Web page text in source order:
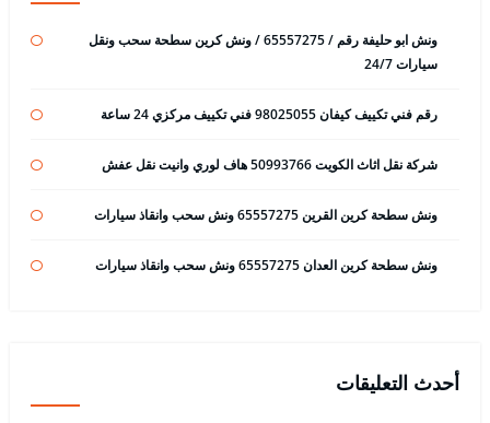
ونش ابو حليفة رقم / 65557275 / ونش كرين سطحة سحب ونقل
سيارات 24/7
رقم فني تكييف كيفان 98025055 فني تكييف مركزي 24 ساعة
شركة نقل اثاث الكويت 50993766 هاف لوري وانيت نقل عفش
ونش سطحة كرين القرين 65557275 ونش سحب وانقاذ سيارات
ونش سطحة كرين العدان 65557275 ونش سحب وانقاذ سيارات
أحدث التعليقات